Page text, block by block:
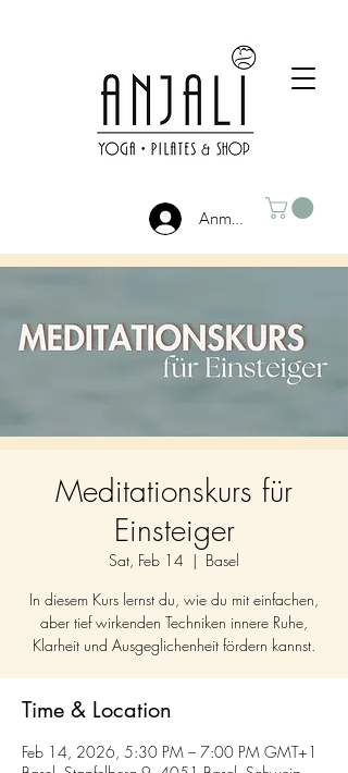
Anmelden
Meditationskurs für
Einsteiger
Sat, Feb 14
  |
Basel
In diesem Kurs lernst du, wie du mit einfachen,
aber tief wirkenden Techniken innere Ruhe,
Klarheit und Ausgeglichenheit fördern kannst.
Time & Location
Feb 14, 2026, 5:30 PM – 7:00 PM GMT+1